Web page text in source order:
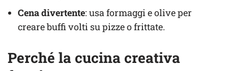
Cena divertente: usa formaggi e olive per
creare buffi volti su pizze o frittate.
Perché la cucina creativa